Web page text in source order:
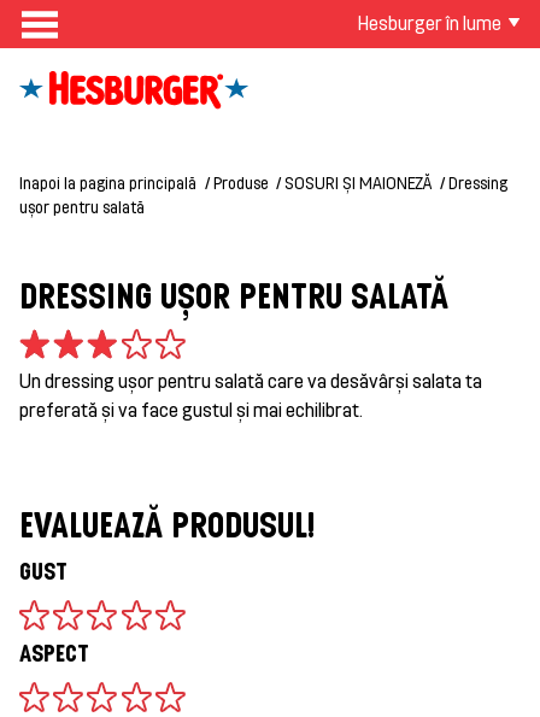
Hesburger în lume
Inapoi la pagina principală Produse SOSURI ȘI MAIONEZĂ
Dressing
ușor pentru salată
DRESSING UȘOR PENTRU SALATĂ
Un dressing ușor pentru salată care va desăvârși salata ta
preferată și va face gustul și mai echilibrat.
EVALUEAZĂ PRODUSUL!
GUST
ASPECT